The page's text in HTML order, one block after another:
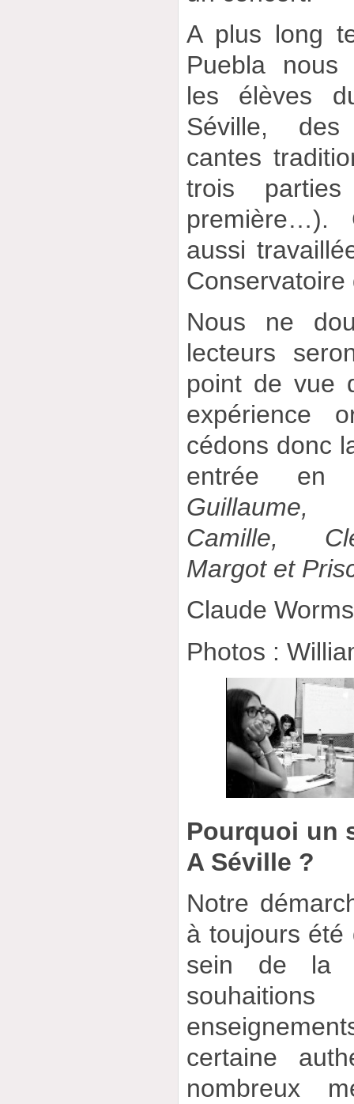
A plus long
Puebla nous
les élèves
Séville,
cantes
trois
première…).
aussi
Conservatoire
Nous ne
lecteurs
point de vue
expérience
cédons donc
entrée
Camille,
Margot et
Claude Worms
Photos :
Pourquoi un
A Séville ?
Notre
à toujours été
sein de la
certaine
nombreux